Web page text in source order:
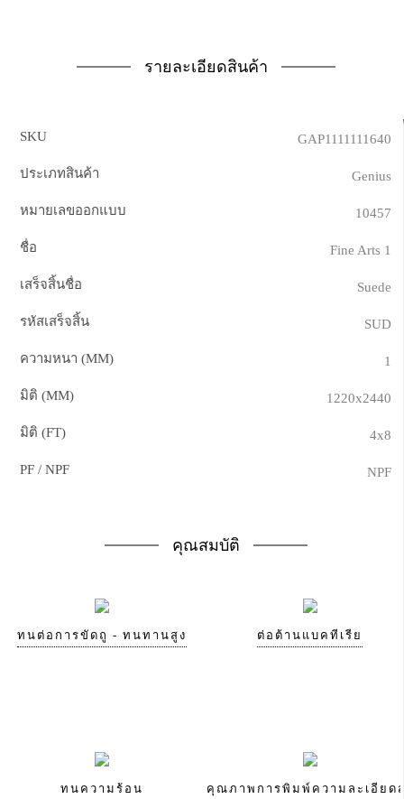
รายละเอียดสินค้า
SKU GAP1111111640
ประเภทสินค้า Genius
หมายเลขออกแบบ 10457
ชื่อ Fine Arts 1
เสร็จสิ้นชื่อ Suede
รหัสเสร็จสิ้น SUD
ความหนา (MM) 1
มิติ (MM) 1220x2440
มิติ (FT) 4x8
PF / NPF NPF
คุณสมบัติ
ทนต่อการขัดถู - ทนทานสูง ต่อต้านแบคทีเรีย
ทนความร้อน คุณภาพการพิมพ์ความละเอียด